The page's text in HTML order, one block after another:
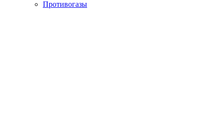
Противогазы